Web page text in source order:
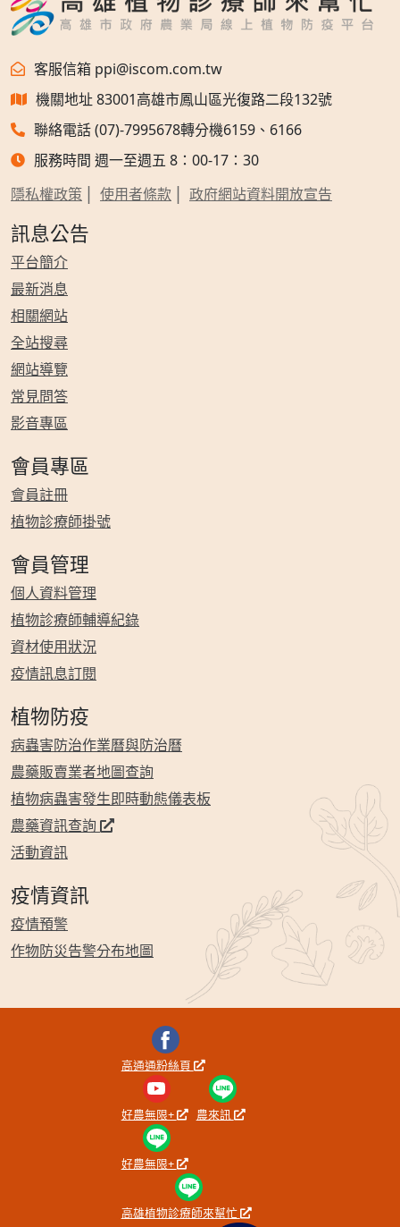
客服信箱 ppi@iscom.com.tw
機關地址 83001高雄市鳳山區光復路二段132號
聯絡電話 (07)-7995678轉分機6159、6166
服務時間 週一至週五 8：00-17：30
隱私權政策
使用者條款 政府網站資料開放宣告
訊息公告
平台簡介
最新消息
相關網站
全站搜尋
網站導覽
常見問答
影音專區
會員專區
會員註冊
植物診療師掛號
會員管理
個人資料管理
植物診療師輔導紀錄
資材使用狀況
疫情訊息訂閱
植物防疫
病蟲害防治作業曆與防治曆
農藥販賣業者地圖查詢
植物病蟲害發生即時動態儀表板
農藥資訊查詢
活動資訊
疫情資訊
疫情預警
作物防災告警分布地圖
高通通粉絲頁
好農無限+ 農來訊
好農無限+
高雄植物診療師來幫忙